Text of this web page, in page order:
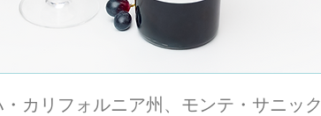
カリフォルニア州、モンテ・サニック